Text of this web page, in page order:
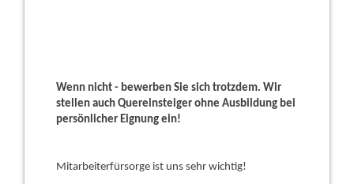
Wenn nicht - bewerben Sie sich trotzdem. Wir
stellen auch Quereinsteiger ohne Ausbildung bei
persönlicher Eignung ein!
Mitarbeiterfürsorge ist uns sehr wichtig!